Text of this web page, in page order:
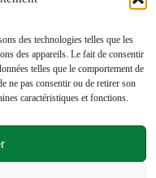
des technologies telles que les
des appareils. Le fait de consentir
telles que le comportement de
ne pas consentir ou de retirer son
caractéristiques et fonctions.